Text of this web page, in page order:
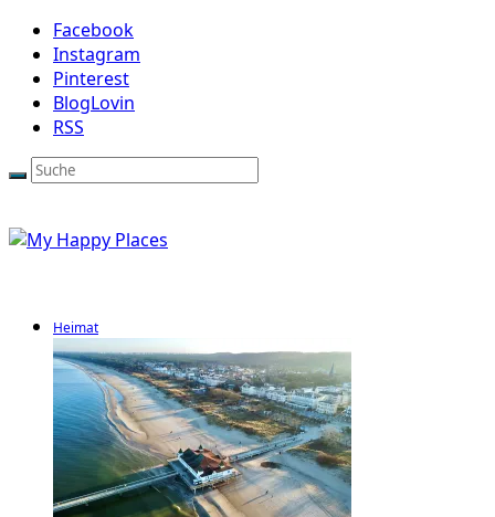
Facebook
Instagram
Pinterest
BlogLovin
RSS
Heimat